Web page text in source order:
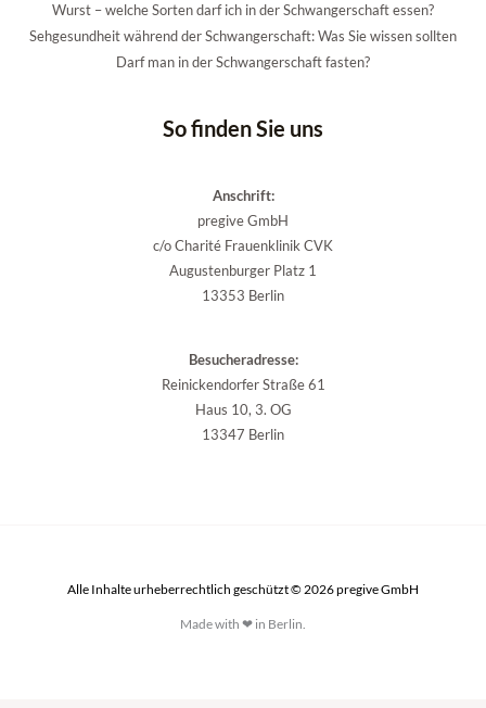
Wurst – welche Sorten darf ich in der Schwangerschaft essen?
Sehgesundheit während der Schwangerschaft: Was Sie wissen sollten
Darf man in der Schwangerschaft fasten?
So finden Sie uns
Anschrift:
pregive GmbH
c/o Charité Frauenklinik CVK
Augustenburger Platz 1
13353 Berlin
Besucheradresse:
Reinickendorfer Straße 61
Haus 10, 3. OG
13347 Berlin
Alle Inhalte urheberrechtlich geschützt © 2026 pregive GmbH
Made with ❤ in Berlin.